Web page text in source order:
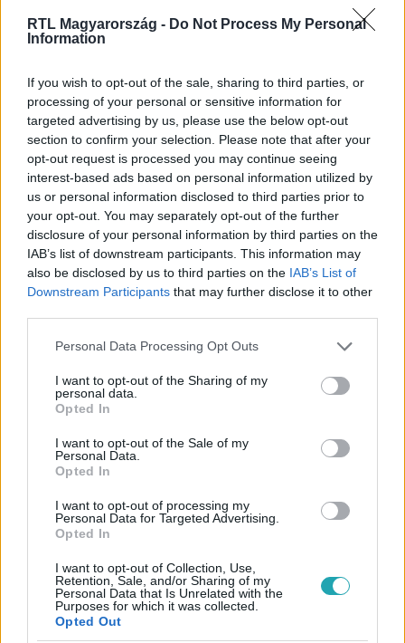
RTL Magyarország - Do Not Process My Personal
Information
If you wish to opt-out of the sale, sharing to third parties, or
processing of your personal or sensitive information for
targeted advertising by us, please use the below opt-out
section to confirm your selection. Please note that after your
opt-out request is processed you may continue seeing
interest-based ads based on personal information utilized by
us or personal information disclosed to third parties prior to
your opt-out. You may separately opt-out of the further
disclosure of your personal information by third parties on the
IAB’s list of downstream participants. This information may
also be disclosed by us to third parties on the IAB’s List of
Downstream Participants that may further disclose it to other
Please note that this website/app uses one or more Google
not limited to your visit or usage behaviour. You may click to
grant or deny consent to Google and its third-party tags to
use your data for below specified purposes in below Google
consent section.
Personal Data Processing Opt Outs
I want to opt-out of the Sharing of my
personal data.
Opted In
I want to opt-out of the Sale of my
Personal Data.
Opted In
I want to opt-out of processing my
Personal Data for Targeted Advertising.
Opted In
I want to opt-out of Collection, Use,
Retention, Sale, and/or Sharing of my
Personal Data that Is Unrelated with the
Purposes for which it was collected.
Opted Out
Kövess minket, és értesülj a friss hírekről a
Facebookon is!
Követem
X-FAKTOR PROMÓ #ELŐZETESEK
MAJOROS PÉTER
Népszerű